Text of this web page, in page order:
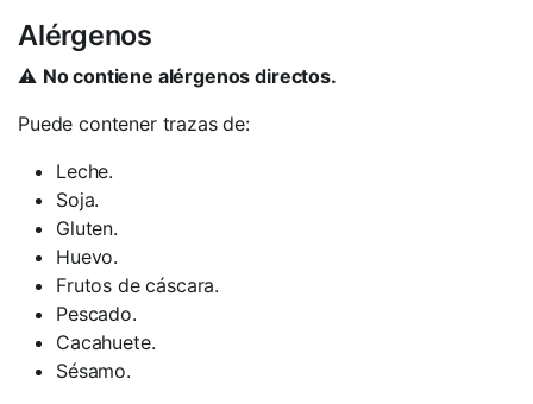
Alérgenos
⚠️ No contiene alérgenos directos.
Puede contener trazas de:
Leche.
Soja.
Gluten.
Huevo.
Frutos de cáscara.
Pescado.
Cacahuete.
Sésamo.